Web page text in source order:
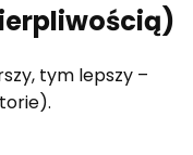
tym lepszy –